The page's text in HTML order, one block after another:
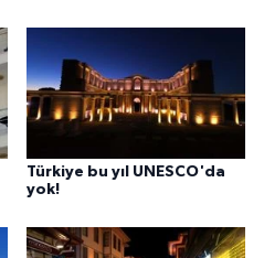
Türkiye bu yıl UNESCO'da
yok!